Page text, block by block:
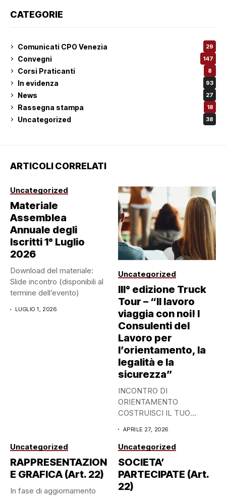
CATEGORIE
Comunicati CPO Venezia 29
Convegni 147
Corsi Praticanti 8
In evidenza 93
News 27
Rassegna stampa 18
Uncategorized 38
ARTICOLI CORRELATI
Uncategorized
Materiale
Assemblea
Annuale degli
Iscritti 1° Luglio
2026
Download del materiale:
Slide incontro (disponibili al
termine dell’evento)
LUGLIO 1, 2026
Uncategorized
III° edizione Truck
Tour – “Il lavoro
viaggia con noi! I
Consulenti del
Lavoro per
l’orientamento, la
legalità e la
sicurezza”
INCONTRO DI
ORIENTAMENTO
COSTRUISCI IL TUO
CONSAPEVOLEZZA 27
APRILE...
APRILE 27, 2026
Uncategorized
RAPPRESENTAZION
E GRAFICA (Art. 22)
In fase di aggiornamento
Uncategorized
SOCIETA’
PARTECIPATE (Art.
22)